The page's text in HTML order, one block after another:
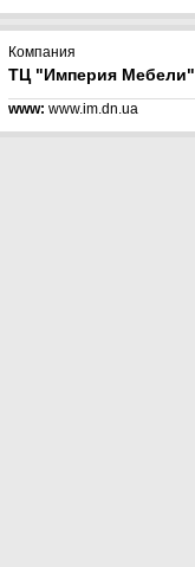
Компания
ТЦ "Империя Мебели"
www: www.im.dn.ua